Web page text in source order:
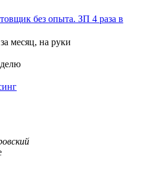
без опыта. ЗП 4 раза в
за месяц, на руки